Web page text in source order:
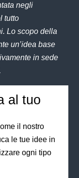
negli
tutto
Lo scopo della
un’idea base
in sede
al tuo
il nostro
le tue idee in
ogni tipo